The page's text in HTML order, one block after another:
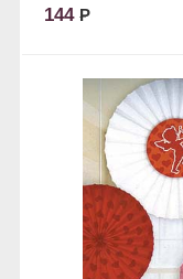
144 Р